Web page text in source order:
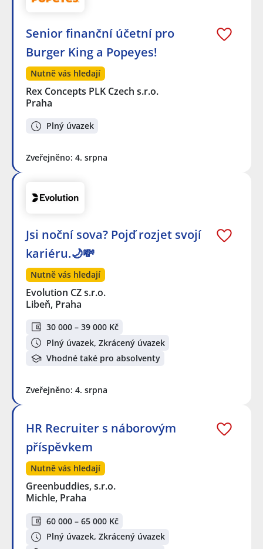
Senior finanční účetní pro
Burger King a Popeyes!
Nutně vás hledají
Rex Concepts PLK Czech s.r.o.
Praha
Plný úvazek
Zveřejněno: 4. srpna
Jsi noční sova? Pojď rozjet svojí
kariéru.🌙💸
Nutně vás hledají
Evolution CZ s.r.o.
Libeň, Praha
30 000 – 39 000 Kč
Plný úvazek, Zkrácený úvazek
Vhodné také pro absolventy
Zveřejněno: 4. srpna
HR Recruiter s náborovým
příspěvkem
Nutně vás hledají
Greenbuddies, s.r.o.
Michle, Praha
60 000 – 65 000 Kč
Plný úvazek, Zkrácený úvazek